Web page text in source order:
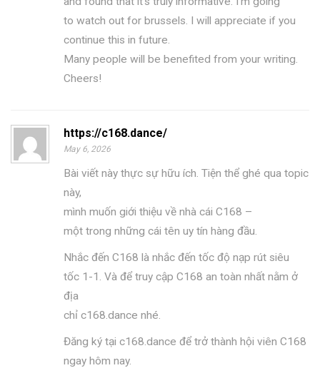
to watch out for brussels. I will appreciate if you
continue this in future.
Many people will be benefited from your writing.
Cheers!
https://c168.dance/
May 6, 2026
Bài viết này thực sự hữu ích. Tiện thể ghé qua topic
này,
mình muốn giới thiệu về nhà cái C168 –
một trong những cái tên uy tín hàng đầu.
Nhắc đến C168 là nhắc đến tốc độ nạp rút siêu
tốc 1-1. Và để truy cập C168 an toàn nhất nằm ở
địa
chỉ c168.dance nhé.
Đăng ký tại c168.dance để trở thành hội viên C168
ngay hôm nay.